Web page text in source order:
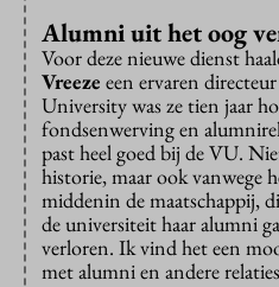
Alumni uit het oog
Voor deze nieuwe dienst
Vreeze een ervaren
University was ze tien jaar
fondsenwerving en
past heel goed bij de VU.
historie, maar ook vanwege
middenin de maatschappij,
de universiteit haar alumni
verloren. Ik vind het een
met alumni en andere